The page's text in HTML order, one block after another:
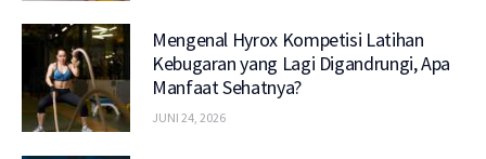
Mengenal Hyrox Kompetisi Latihan
Kebugaran yang Lagi Digandrungi, Apa
Manfaat Sehatnya?
JUNI 24, 2026